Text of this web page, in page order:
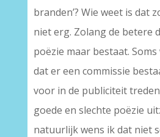
branden’? Wie weet is dat
niet erg. Zolang de betere
poëzie maar bestaat.
dat er een commissie
voor in de publiciteit
goede en slechte poëzie
natuurlijk wens ik dat niet